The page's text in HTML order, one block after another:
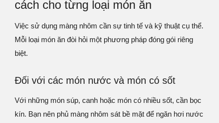
cách cho từng loại món ăn
Việc sử dụng màng nhôm cần sự tinh tế và kỹ thuật cụ thể.
Mỗi loại món ăn đòi hỏi một phương pháp đóng gói riêng
biệt.
Đối với các món nước và món có sốt
Với những món súp, canh hoặc món có nhiều sốt, cần bọc
kín. Bạn nên phủ màng nhôm sát bề mặt để ngăn hơi nước